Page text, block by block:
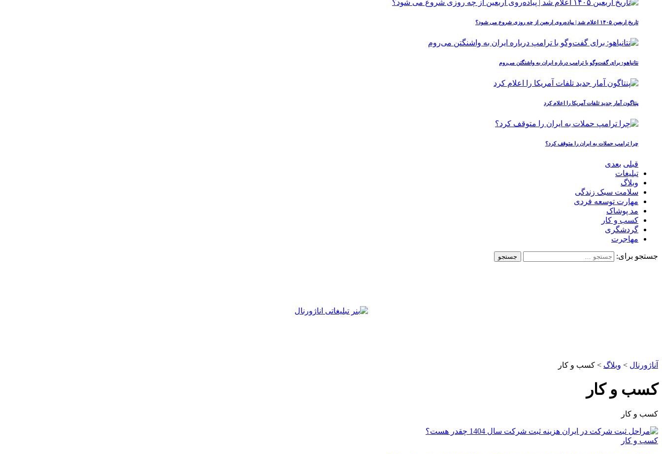
تاریخ اربعین ۱۴۰۵ اعلام شد | پیاده‌روی اربعین از چه روزی شروع می‌ شود؟
نتانیاهو: برای گفت‌وگو با ترامپ درباره ایران به واشنگتن می‌روم
پنتاگون آمار جدید تلفات آمریکا را اعلام کرد
چرا ترامپ حملات به ایران را متوقف کرد؟
قبلی بعدی
تبلیغات
وبلاگ
سلامت سبک زندگی
مهارت توسعه فردی
مد پوشاک
کسب و کار
گردشگری
مهاجرت
جستجو برای:
آناژورنال > وبلاگ > کسب و کار
کسب و کار
کسب و کار
کسب و کار